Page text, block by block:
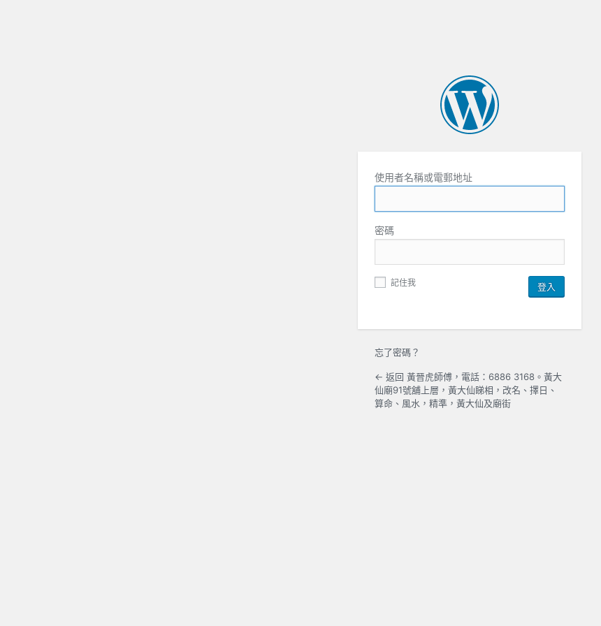
使用者名稱或電郵地址
密碼
記住我
忘了密碼？
← 返回 黃晉虎師傅，電話：6886 3168。黃大
仙廟91號舖上層，黃大仙睇相，改名、擇日、
算命、風水，精準，黃大仙及廟街